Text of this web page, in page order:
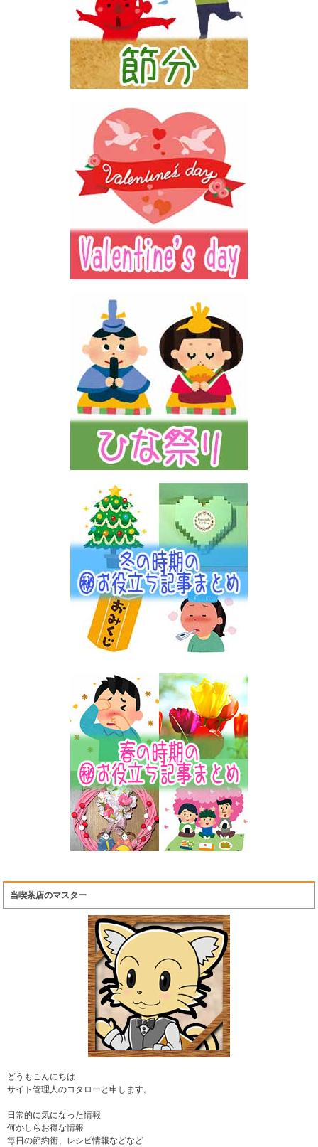
当喫茶店のマスター
どうもこんにちは
サイト管理人のコタローと申します。
日常的に気になった情報
何かしらお得な情報
毎日の節約術、レシピ情報などなど